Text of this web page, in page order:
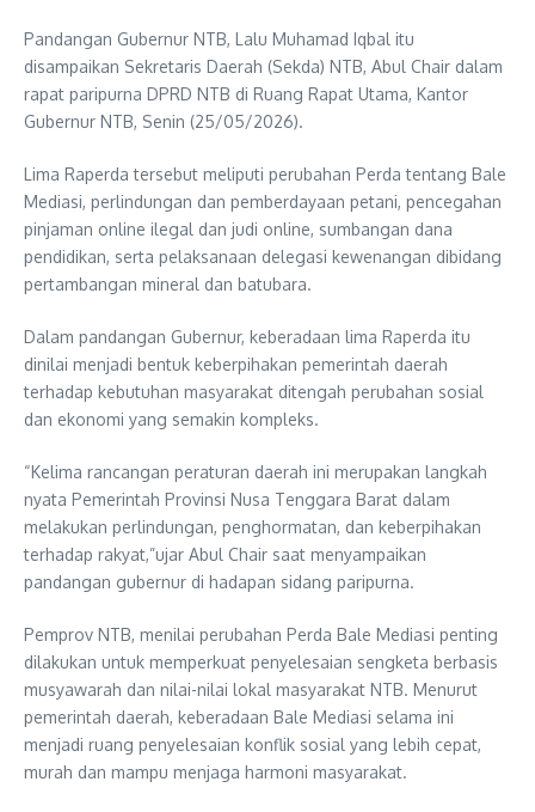
Pandangan Gubernur NTB, Lalu Muhamad Iqbal itu
disampaikan Sekretaris Daerah (Sekda) NTB, Abul Chair dalam
rapat paripurna DPRD NTB di Ruang Rapat Utama, Kantor
Gubernur NTB, Senin (25/05/2026).
Lima Raperda tersebut meliputi perubahan Perda tentang Bale
Mediasi, perlindungan dan pemberdayaan petani, pencegahan
pinjaman online ilegal dan judi online, sumbangan dana
pendidikan, serta pelaksanaan delegasi kewenangan dibidang
pertambangan mineral dan batubara.
Dalam pandangan Gubernur, keberadaan lima Raperda itu
dinilai menjadi bentuk keberpihakan pemerintah daerah
terhadap kebutuhan masyarakat ditengah perubahan sosial
dan ekonomi yang semakin kompleks.
“Kelima rancangan peraturan daerah ini merupakan langkah
nyata Pemerintah Provinsi Nusa Tenggara Barat dalam
melakukan perlindungan, penghormatan, dan keberpihakan
terhadap rakyat,”ujar Abul Chair saat menyampaikan
pandangan gubernur di hadapan sidang paripurna.
Pemprov NTB, menilai perubahan Perda Bale Mediasi penting
dilakukan untuk memperkuat penyelesaian sengketa berbasis
musyawarah dan nilai-nilai lokal masyarakat NTB. Menurut
pemerintah daerah, keberadaan Bale Mediasi selama ini
menjadi ruang penyelesaian konflik sosial yang lebih cepat,
murah dan mampu menjaga harmoni masyarakat.